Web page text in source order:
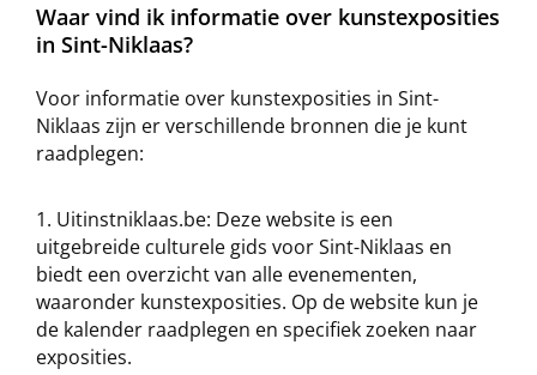
Waar vind ik informatie over kunstexposities
in Sint-Niklaas?
Voor informatie over kunstexposities in Sint-
Niklaas zijn er verschillende bronnen die je kunt
raadplegen:
Uitinstniklaas.be: Deze website is een
uitgebreide culturele gids voor Sint-Niklaas en
biedt een overzicht van alle evenementen,
waaronder kunstexposities. Op de website kun je
de kalender raadplegen en specifiek zoeken naar
exposities.